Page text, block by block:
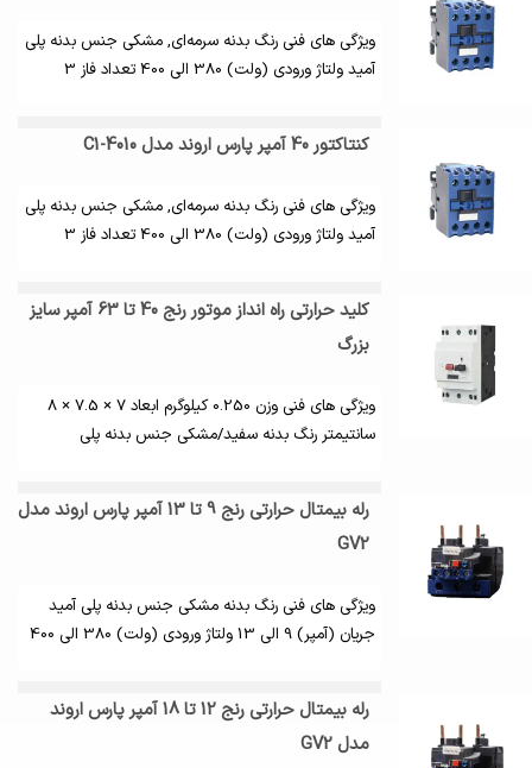
ویژگی های فنی رنگ بدنه سرمه‌ای, مشکی جنس بدنه پلی
آمید ولتاژ ورودی (ولت) 380 الی 400 تعداد فاز 3
کنتاکتور 40 آمپر پارس اروند مدل C1-4010
ویژگی های فنی رنگ بدنه سرمه‌ای, مشکی جنس بدنه پلی
آمید ولتاژ ورودی (ولت) 380 الی 400 تعداد فاز 3
کلید حرارتی راه انداز موتور رنج 40 تا 63 آمپر سایز
بزرگ
ویژگی های فنی وزن 0.250 کیلوگرم ابعاد 7 × 7.5 × 8
سانتیمتر رنگ بدنه سفید/مشکی جنس بدنه پلی
رله بیمتال حرارتی رنج 9 تا 13 آمپر پارس اروند مدل
GV2
ویژگی های فنی رنگ بدنه مشکی جنس بدنه پلی آمید
جریان (آمپر) 9 الی 13 ولتاژ ورودی (ولت) 380 الی 400
رله بیمتال حرارتی رنج 12 تا 18 آمپر پارس اروند
مدل GV2